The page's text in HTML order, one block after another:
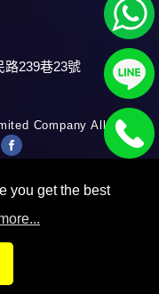
路239巷23號
Company All
you get the best